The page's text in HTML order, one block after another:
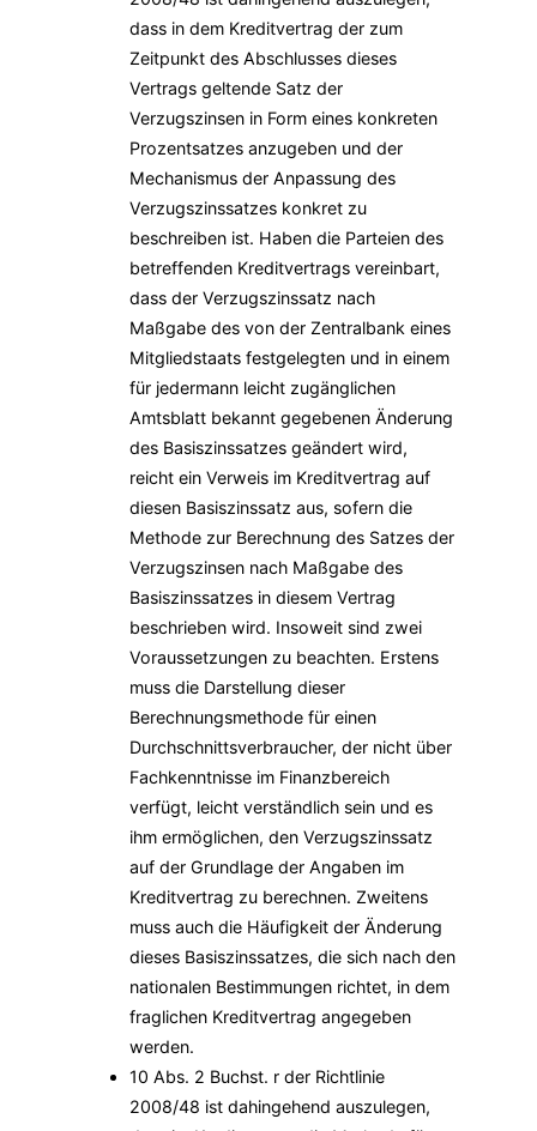
dass in dem Kreditvertrag der zum
Zeitpunkt des Abschlusses dieses
Vertrags geltende Satz der
Verzugszinsen in Form eines konkreten
Prozentsatzes anzugeben und der
Mechanismus der Anpassung des
Verzugszinssatzes konkret zu
beschreiben ist. Haben die Parteien des
betreffenden Kreditvertrags vereinbart,
dass der Verzugszinssatz nach
Maßgabe des von der Zentralbank eines
Mitgliedstaats festgelegten und in einem
für jedermann leicht zugänglichen
Amtsblatt bekannt gegebenen Änderung
des Basiszinssatzes geändert wird,
reicht ein Verweis im Kreditvertrag auf
diesen Basiszinssatz aus, sofern die
Methode zur Berechnung des Satzes der
Verzugszinsen nach Maßgabe des
Basiszinssatzes in diesem Vertrag
beschrieben wird. Insoweit sind zwei
Voraussetzungen zu beachten. Erstens
muss die Darstellung dieser
Berechnungsmethode für einen
Durchschnittsverbraucher, der nicht über
Fachkenntnisse im Finanzbereich
verfügt, leicht verständlich sein und es
ihm ermöglichen, den Verzugszinssatz
auf der Grundlage der Angaben im
Kreditvertrag zu berechnen. Zweitens
muss auch die Häufigkeit der Änderung
dieses Basiszinssatzes, die sich nach den
nationalen Bestimmungen richtet, in dem
fraglichen Kreditvertrag angegeben
werden.
10 Abs. 2 Buchst. r der Richtlinie
2008/48 ist dahingehend auszulegen,